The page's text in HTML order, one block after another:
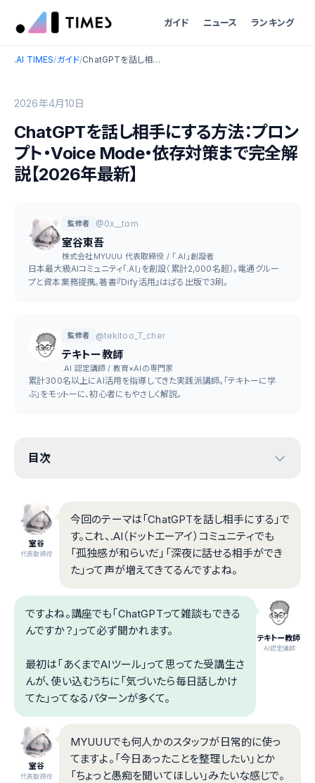
ガイド ニュース ランキング
.AI TIMES/ガイド/ ChatGPTを話し相手にする方法：プロンプト・Voice Mode・依存対策まで完全解説【2026年最新】
2026年4月10日
ChatGPTを話し相手にする方法：プロン
プト・Voice Mode・依存対策まで完全解
説【2026年最新】
監修者 @0x__tom
室谷東吾
株式会社MYUUU 代表取締役 / 「.AI」創設者
日本最大級AIコミュニティ「.AI」を創設（累計2,000名超）。電通グルー
プと資本業務提携。著書『Dify活用』はぱる出版で3刷。
監修者 @tekitoo_T_cher
テキトー教師
.AI 認定講師 / 教育×AIの専門家
累計300名以上にAI活用を指導してきた実践派講師。「テキトーに学
ぶ」をモットーに、初心者にもやさしく解説。
目次
室谷
代表取締役
今回のテーマは「ChatGPTを話し相手にする」で
す。これ、.AI（ドットエーアイ）コミュニティでも
「孤独感が和らいだ」「深夜に話せる相手ができ
た」って声が増えてきてるんですよね。
テキトー教師
.AI認定講師
ですよね。講座でも「ChatGPTって雑談もできる
んですか？」って必ず聞かれます。
最初は「あくまでAIツール」って思ってた受講生さ
んが、使い込むうちに「気づいたら毎日話しかけ
てた」ってなるパターンが多くて。
室谷
代表取締役
MYUUUでも何人かのスタッフが日常的に使っ
てますよ。「今日あったことを整理したい」とか
「ちょっと愚痴を聞いてほしい」みたいな感じで。